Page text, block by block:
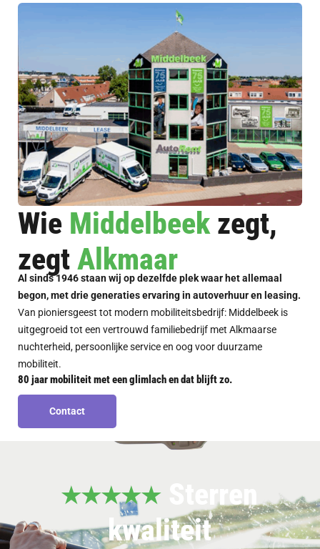
Wie Middelbeek zegt,
zegt Alkmaar
Al sinds 1946 staan wij op dezelfde plek waar het allemaal
begon, met drie generaties ervaring in autoverhuur en leasing.
Van pioniersgeest tot modern mobiliteitsbedrijf: Middelbeek is
uitgegroeid tot een vertrouwd familiebedrijf met Alkmaarse
nuchterheid, persoonlijke service en oog voor duurzame
mobiliteit.
80 jaar mobiliteit met een glimlach en dat blijft zo.
Contact
Contact
Sterren
kwaliteit